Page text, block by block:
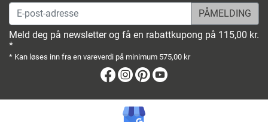
E-post-adresse
Meld deg på newsletter og få en rabattkupong på 115,00 kr.
*
* Kan løses inn fra en vareverdi på minimum 575,00 kr
Facebook
Instagram
Pinterest